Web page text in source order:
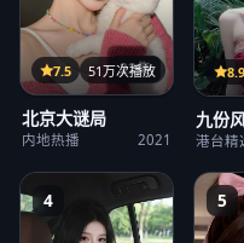
22集
7.5 51万次播放
北京大谜局
内地热播 2021
8.9
九份
港台精
4 5